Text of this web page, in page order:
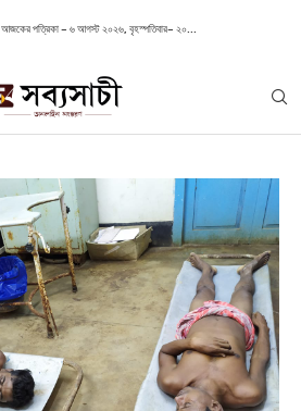
আজকের পত্রিকা – ৬ আগস্ট ২০২৬, বৃহস্পতিবার– ২০...